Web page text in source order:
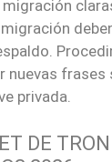
nuevas frases
privada.
DE